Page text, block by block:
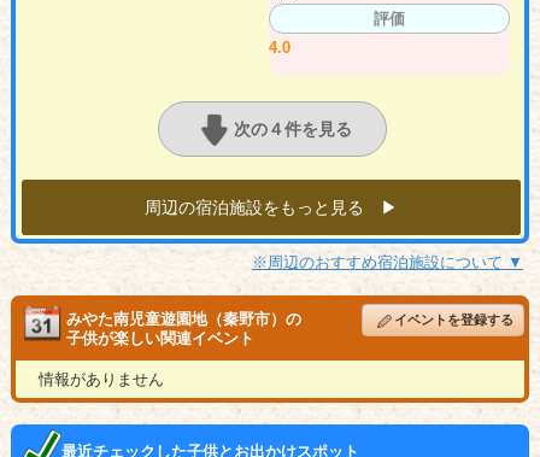
評価
4.0
次の４件を見る
周辺の宿泊施設をもっと見る ▶︎
※周辺のおすすめ宿泊施設について ▼
みやた南児童遊園地（秦野市）の
子供が楽しい関連イベント
イベントを登録する
情報がありません
最近チェックした子供とお出かけスポット